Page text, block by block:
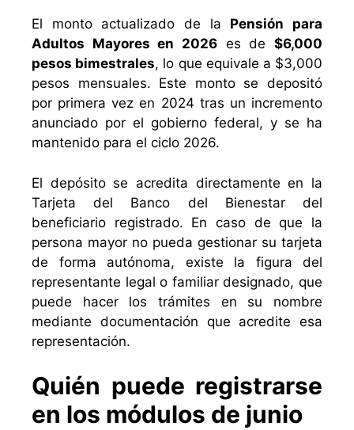
El monto actualizado de la Pensión para
Adultos Mayores en 2026 es de $6,000
pesos bimestrales, lo que equivale a $3,000
pesos mensuales. Este monto se depositó
por primera vez en 2024 tras un incremento
anunciado por el gobierno federal, y se ha
mantenido para el ciclo 2026.
El depósito se acredita directamente en la
Tarjeta del Banco del Bienestar del
beneficiario registrado. En caso de que la
persona mayor no pueda gestionar su tarjeta
de forma autónoma, existe la figura del
representante legal o familiar designado, que
puede hacer los trámites en su nombre
mediante documentación que acredite esa
representación.
Quién puede registrarse
en los módulos de junio